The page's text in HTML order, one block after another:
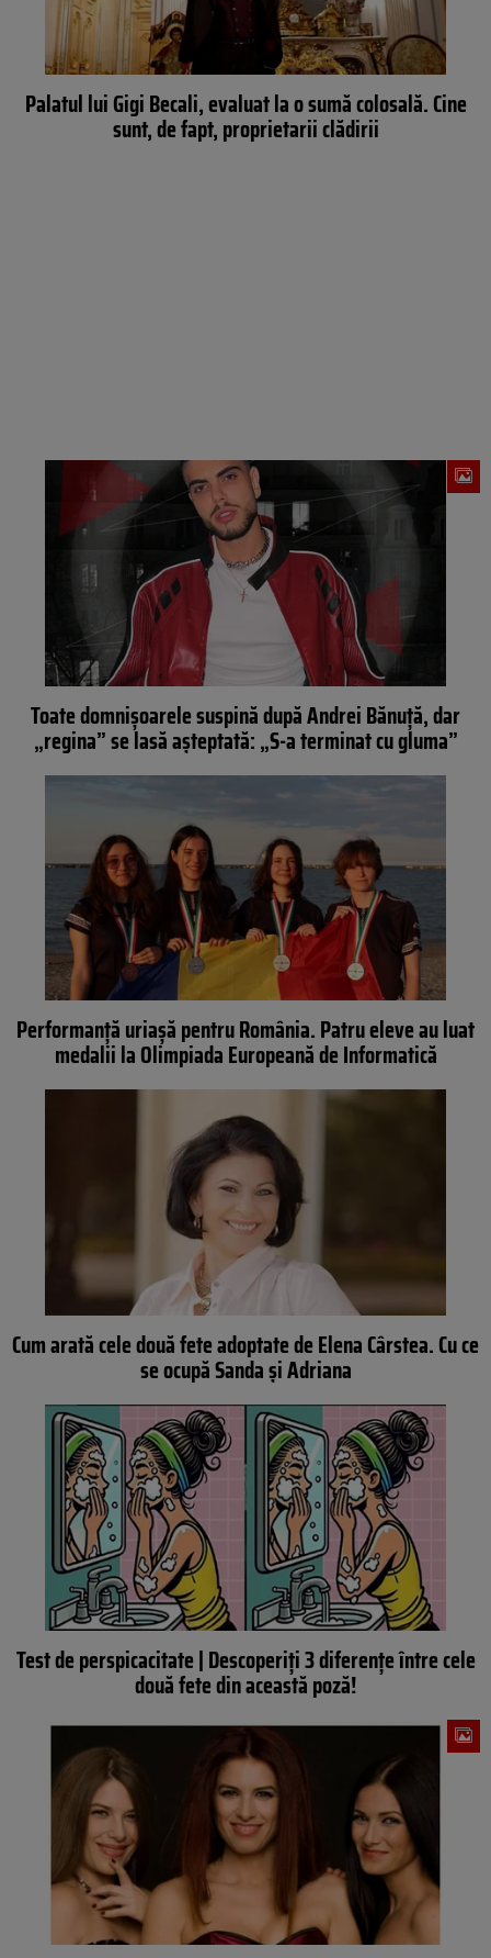
Palatul lui Gigi Becali, evaluat la o sumă colosală. Cine
sunt, de fapt, proprietarii clădirii
Toate domnișoarele suspină după Andrei Bănuță, dar
„regina” se lasă așteptată: „S-a terminat cu gluma”
Performanță uriașă pentru România. Patru eleve au luat
medalii la Olimpiada Europeană de Informatică
Cum arată cele două fete adoptate de Elena Cârstea. Cu ce
se ocupă Sanda și Adriana
Test de perspicacitate | Descoperiți 3 diferențe între cele
două fete din această poză!